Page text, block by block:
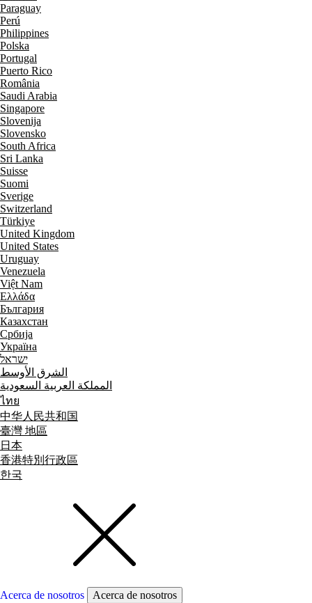
Paraguay
Perú
Philippines
Polska
Portugal
Puerto Rico
România
Saudi Arabia
Singapore
Slovenija
Slovensko
South Africa
Sri Lanka
Suisse
Suomi
Sverige
Switzerland
Türkiye
United Kingdom
United States
Uruguay
Venezuela
Việt Nam
Ελλάδα
България
Казахстан
Србија
Україна
ישראל
الشرق الأوسط
المملكة العربية السعودية
ไทย
中华人民共和国
臺灣 地區
日本
香港特別行政區
한국
Acerca de nosotros
Acerca de nosotros